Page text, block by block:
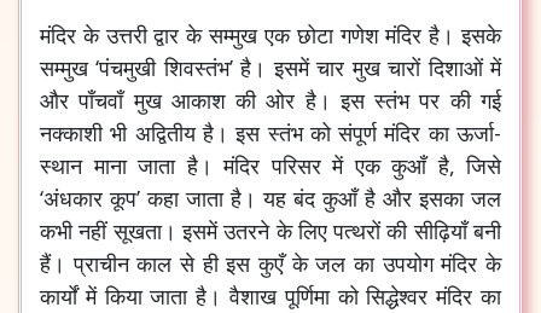
मंदिर के उत्तरी द्वार के सम्मुख एक छोटा गणेश मंदिर है। इसके
सम्मुख ‘पंचमुखी शिवस्तंभ’ है। इसमें चार मुख चारों दिशाओं में
और पाँचवाँ मुख आकाश की ओर है। इस स्तंभ पर की गई
नक्काशी भी अद्वितीय है। इस स्तंभ को संपूर्ण मंदिर का ऊर्जा-
स्थान माना जाता है। मंदिर परिसर में एक कुआँ है, जिसे
‘अंधकार कूप’ कहा जाता है। यह बंद कुआँ है और इसका जल
कभी नहीं सूखता। इसमें उतरने के लिए पत्थरों की सीढ़ियाँ बनी
हैं। प्राचीन काल से ही इस कुएँ के जल का उपयोग मंदिर के
कार्यों में किया जाता है। वैशाख पूर्णिमा को सिद्धेश्वर मंदिर का